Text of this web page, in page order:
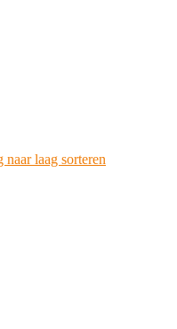
naar laag sorteren